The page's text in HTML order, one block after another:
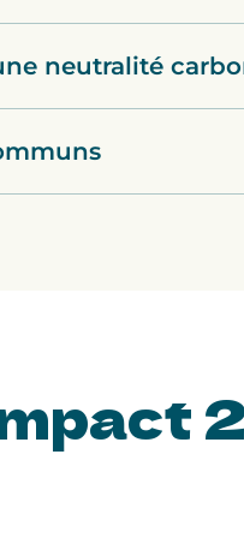
neutralité